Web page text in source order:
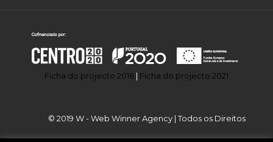
Ficha do projecto 2016 | Ficha do projecto 2021
© 2019 W - Web Winner Agency | Todos os Direitos